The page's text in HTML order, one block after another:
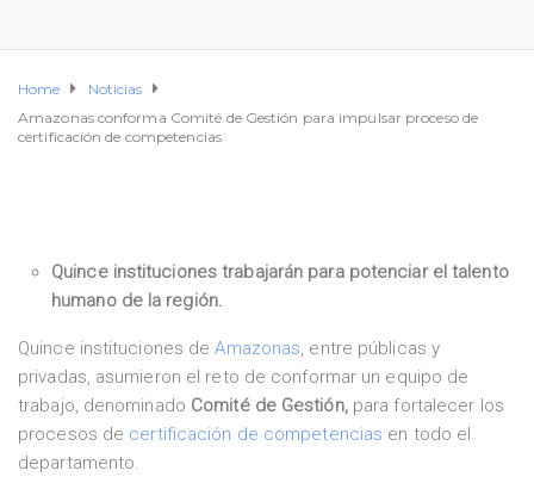
Home
Noticias
Amazonas conforma Comité de Gestión para impulsar proceso de
certificación de competencias
Quince instituciones trabajarán para potenciar el talento
humano de la región.
Quince instituciones deAmazonas, entre públicas y
privadas, asumieron el reto de conformar un equipo de
trabajo, denominado Comité de Gestión,para fortalecer los
procesos de certificación de competencias en todo el
departamento.